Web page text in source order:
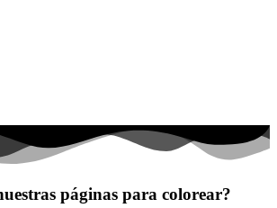
páginas para colorear?